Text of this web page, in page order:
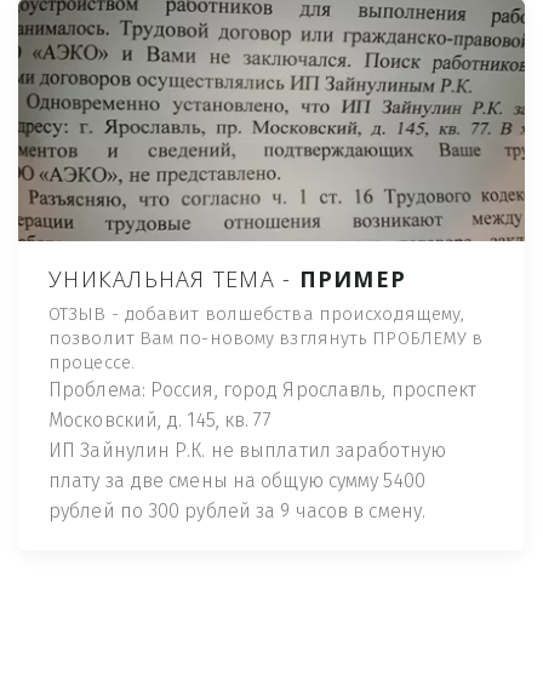
УНИКАЛЬНАЯ ТЕМА - ПРИМЕР
ОТЗЫВ - добавит волшебства происходящему,
позволит Вам по-новому взглянуть ПРОБЛЕМУ в
процессе.
Проблема: Россия, город Ярославль, проспект
Московский, д. 145, кв. 77
ИП Зайнулин Р.К. не выплатил заработную
плату за две смены на общую сумму 5400
рублей по 300 рублей за 9 часов в смену.